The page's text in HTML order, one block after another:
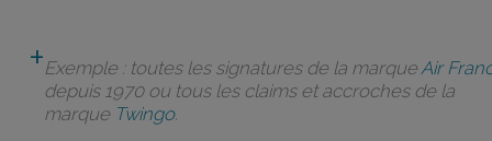
Exemple : toutes les signatures de la marqueAir
depuis 1970 ou tous les claims et accroches de la
marque Twingo.